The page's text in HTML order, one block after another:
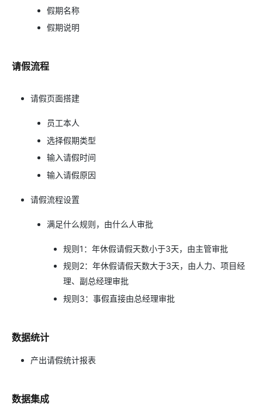
假期名称
假期说明
请假流程
请假页面搭建
员工本人
选择假期类型
输入请假时间
输入请假原因
请假流程设置
满足什么规则，由什么人审批
规则1：年休假请假天数小于3天，由主管审批
规则2：年休假请假天数大于3天，由人力、项目经
理、副总经理审批
规则3：事假直接由总经理审批
数据统计
产出请假统计报表
数据集成